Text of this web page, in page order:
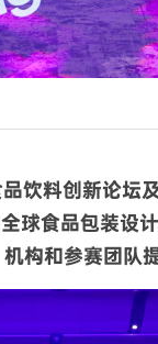
料创新论坛
全球食品包装
和参赛团队提